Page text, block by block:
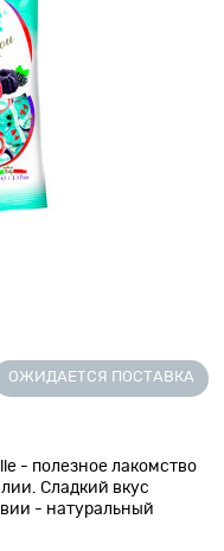
ОЖИДАЕТСЯ ПОСТАВКА
- полезное лакомство
Сладкий вкус
- натуральный